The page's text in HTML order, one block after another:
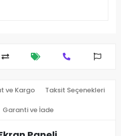
ve Kargo Taksit Seçenekleri
Garanti ve İade